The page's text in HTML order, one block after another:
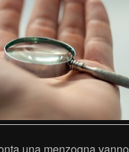
una menzogna